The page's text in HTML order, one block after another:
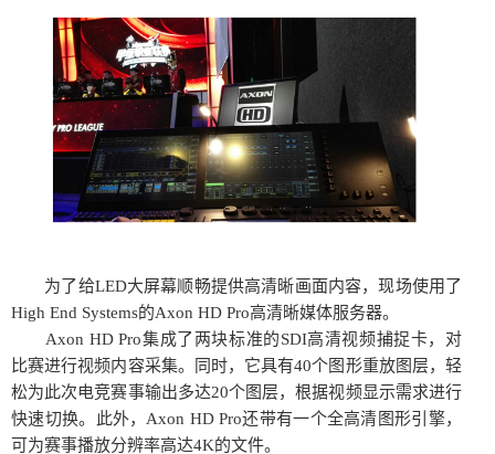
为了给LED大屏幕顺畅提供高清晰画面内容，现场使用了
High End Systems的Axon HD Pro高清晰媒体服务器。
Axon HD Pro集成了两块标准的SDI高清视频捕捉卡，对
比赛进行视频内容采集。同时，它具有40个图形重放图层，轻
松为此次电竞赛事输出多达20个图层，根据视频显示需求进行
快速切换。此外，Axon HD Pro还带有一个全高清图形引擎，
可为赛事播放分辨率高达4K的文件。